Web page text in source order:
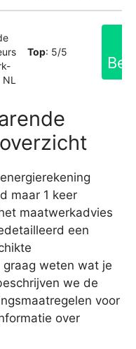
Top: 5/5
maar 1 keer
maatwerkadvies
een
graag weten wat je
we de
voor
over